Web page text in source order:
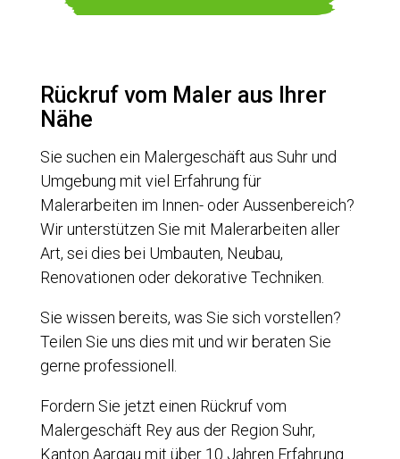
Rückruf vom Maler aus Ihrer
Nähe
Sie suchen ein Malergeschäft aus Suhr und
Umgebung mit viel Erfahrung für
Malerarbeiten im Innen- oder Aussenbereich?
Wir unterstützen Sie mit Malerarbeiten aller
Art, sei dies bei Umbauten, Neubau,
Renovationen oder dekorative Techniken.
Sie wissen bereits, was Sie sich vorstellen?
Teilen Sie uns dies mit und wir beraten Sie
gerne professionell.
Fordern Sie jetzt einen Rückruf vom
Malergeschäft Rey aus der Region Suhr,
Kanton Aargau mit über 10 Jahren Erfahrung